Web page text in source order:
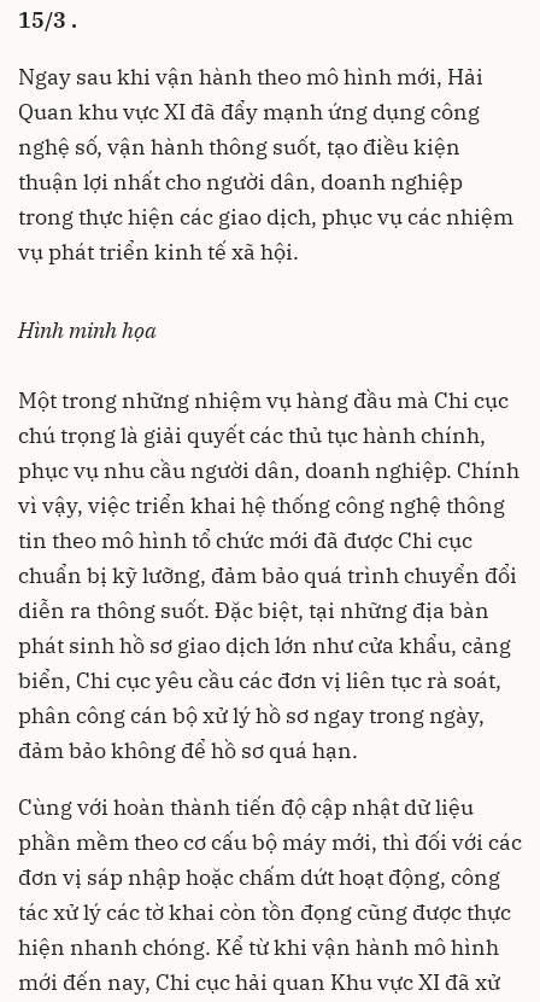
15/3 .
Ngay sau khi vận hành theo mô hình mới, Hải
Quan khu vực XI đã đẩy mạnh ứng dụng công
nghệ số, vận hành thông suốt, tạo điều kiện
thuận lợi nhất cho người dân, doanh nghiệp
trong thực hiện các giao dịch, phục vụ các nhiệm
vụ phát triển kinh tế xã hội.
Hình minh họa
Một trong những nhiệm vụ hàng đầu mà Chi cục
chú trọng là giải quyết các thủ tục hành chính,
phục vụ nhu cầu người dân, doanh nghiệp. Chính
vì vậy, việc triển khai hệ thống công nghệ thông
tin theo mô hình tổ chức mới đã được Chi cục
chuẩn bị kỹ lưỡng, đảm bảo quá trình chuyển đổi
diễn ra thông suốt. Đặc biệt, tại những địa bàn
phát sinh hồ sơ giao dịch lớn như cửa khẩu, cảng
biển, Chi cục yêu cầu các đơn vị liên tục rà soát,
phân công cán bộ xử lý hồ sơ ngay trong ngày,
đảm bảo không để hồ sơ quá hạn.
Cùng với hoàn thành tiến độ cập nhật dữ liệu
phần mềm theo cơ cấu bộ máy mới, thì đối với các
đơn vị sáp nhập hoặc chấm dứt hoạt động, công
tác xử lý các tờ khai còn tồn đọng cũng được thực
hiện nhanh chóng. Kể từ khi vận hành mô hình
mới đến nay, Chi cục hải quan Khu vực XI đã xử